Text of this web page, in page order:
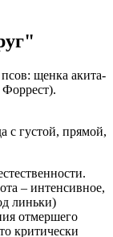
щенка акита-
с густой, прямой,
– интенсивное,
линьки)
отмершего
критически